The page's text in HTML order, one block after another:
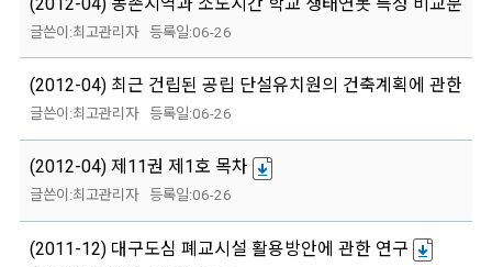
최고관리자 06-26
(2012-04) 최근 건립된 공립 단설유치원의 건축계획에 관한 연
최고관리자 06-26
(2012-04) 제11권 제1호 목차
최고관리자 06-26
(2011-12) 대구도심 폐교시설 활용방안에 관한 연구